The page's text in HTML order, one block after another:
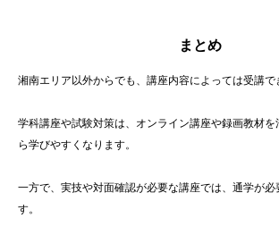
まとめ
湘南エリア以外からでも、講座内容によっては受講で
学科講座や試験対策は、オンライン講座や録画教材
ら学びやすくなります。
一方で、実技や対面確認が必要な講座では、通学が必
す。